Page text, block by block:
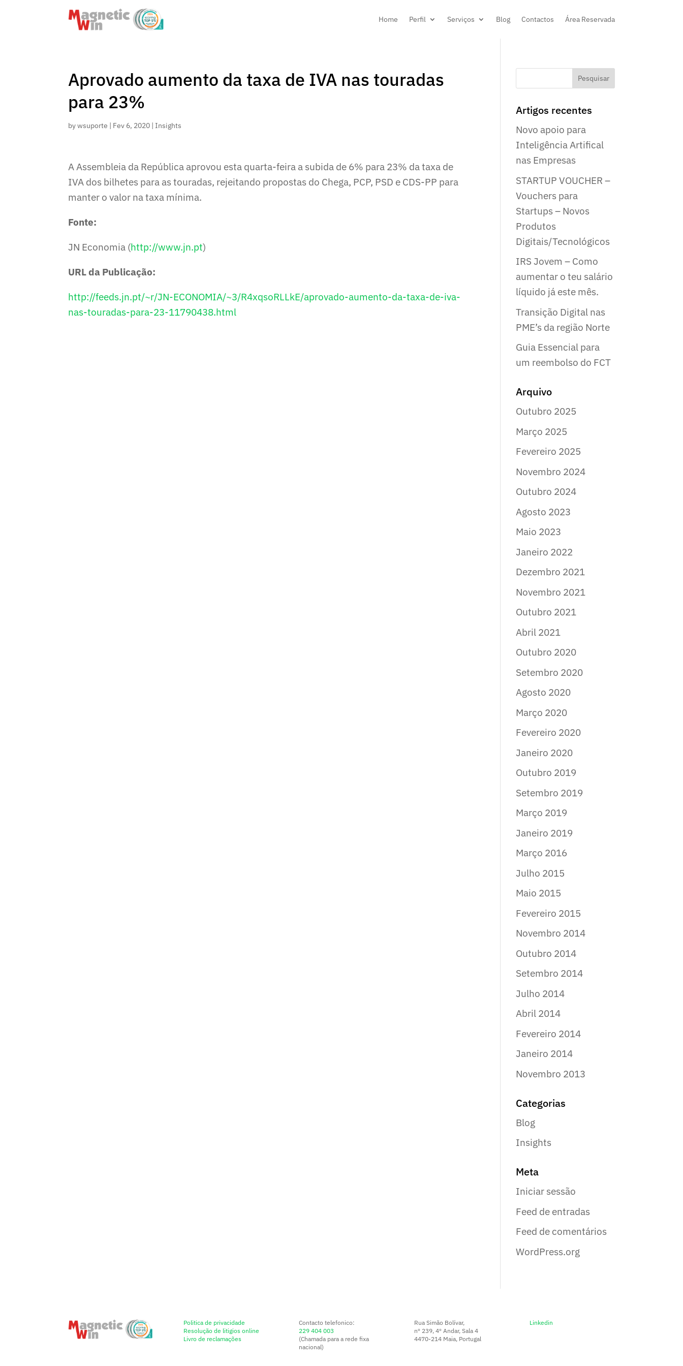
Home Perfil Serviços Blog Contactos Área Reservada
Aprovado aumento da taxa de IVA nas touradas
para 23%
bywsuporte | Fev 6, 2020 |Insights
A Assembleia da República aprovou esta quarta-feira a subida de 6% para 23% da taxa de
IVA dos bilhetes para as touradas, rejeitando propostas do Chega, PCP, PSD e CDS-PP para
manter o valor na taxa mínima.
Fonte:
JN Economia (http://www.jn.pt)
URL da Publicação:
http://feeds.jn.pt/~r/JN-ECONOMIA/~3/R4xqsoRLLkE/aprovado-aumento-da-taxa-de-iva-
nas-touradas-para-23-11790438.html
Artigos recentes
Novo apoio para
Inteligência Artifical
nas Empresas
STARTUP VOUCHER –
Vouchers para
Startups – Novos
Produtos
Digitais/Tecnológicos
IRS Jovem – Como
aumentar o teu salário
líquido já este mês.
Transição Digital nas
PME’s da região Norte
Guia Essencial para
um reembolso do FCT
Arquivo
Outubro 2025
Março 2025
Fevereiro 2025
Novembro 2024
Outubro 2024
Agosto 2023
Maio 2023
Janeiro 2022
Dezembro 2021
Novembro 2021
Outubro 2021
Abril 2021
Outubro 2020
Setembro 2020
Agosto 2020
Março 2020
Fevereiro 2020
Janeiro 2020
Outubro 2019
Setembro 2019
Março 2019
Janeiro 2019
Março 2016
Julho 2015
Maio 2015
Fevereiro 2015
Novembro 2014
Outubro 2014
Setembro 2014
Julho 2014
Abril 2014
Fevereiro 2014
Janeiro 2014
Novembro 2013
Categorias
Blog
Insights
Meta
Iniciar sessão
Feed de entradas
Feed de comentários
WordPress.org
Politica de privacidade
Resolução de litigios online
Livro de reclamações
Contacto telefonico:
229 404 003
(Chamada para a rede fixa
nacional)
Rua Simão Bolívar,
nº 239, 4º Andar, Sala 4
4470-214 Maia, Portugal
Linkedin